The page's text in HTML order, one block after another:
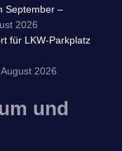
September –
2026
für LKW-Parkplatz
2026
und